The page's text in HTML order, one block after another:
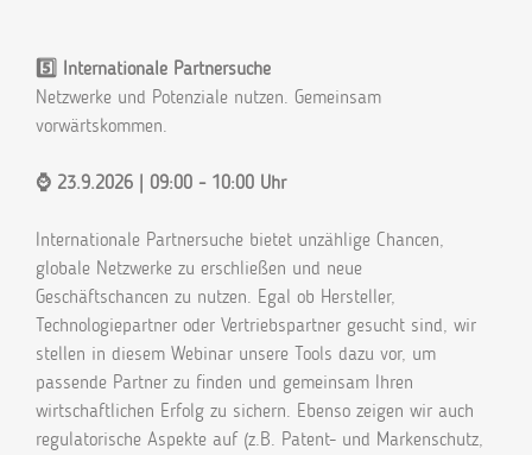
5️⃣ Internationale Partnersuche
Netzwerke und Potenziale nutzen. Gemeinsam
vorwärtskommen.
⌚ 23.9.2026 | 09:00 - 10:00 Uhr
Internationale Partnersuche bietet unzählige Chancen,
globale Netzwerke zu erschließen und neue
Geschäftschancen zu nutzen. Egal ob Hersteller,
Technologiepartner oder Vertriebspartner gesucht sind, wir
stellen in diesem Webinar unsere Tools dazu vor, um
passende Partner zu finden und gemeinsam Ihren
wirtschaftlichen Erfolg zu sichern. Ebenso zeigen wir auch
regulatorische Aspekte auf (z.B. Patent- und Markenschutz,